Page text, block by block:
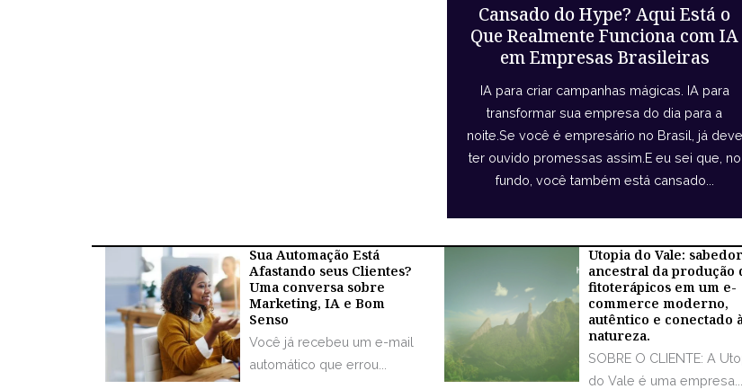
Cansado do Hype? Aqui Está o
Que Realmente Funciona com IA
em Empresas Brasileiras
IA para criar campanhas mágicas. IA para
transformar sua empresa do dia para a
noite.Se você é empresário no Brasil, já deve
ter ouvido promessas assim.E eu sei que, no
fundo, você também está cansado...
Sua Automação Está
Afastando seus Clientes?
Uma conversa sobre
Marketing, IA e Bom
Senso
Você já recebeu um e-mail
automático que errou...
Utopia do Vale:
ancestral da produção
fitoterápicos em um e-
commerce moderno,
autêntico e conectado à
natureza.
SOBRE O CLIENTE: A
do Vale é uma empresa...